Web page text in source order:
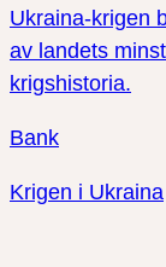
Ukraina-krigen
av landets
krigshistoria.
Bank
Krigen i Ukraina